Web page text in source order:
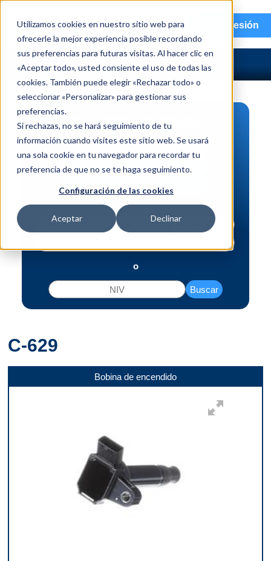
Utilizamos cookies en nuestro sitio web para
ofrecerle la mejor experiencia posible recordando
sus preferencias para futuras visitas. Al hacer clic en
«Aceptar todo», usted consiente el uso de todas las
cookies. También puede elegir «Rechazar todo» o
seleccionar «Personalizar» para gestionar sus
preferencias.
Si rechazas, no se hará seguimiento de tu
información cuando visites este sitio web. Se usará
una sola cookie en tu navegador para recordar tu
preferencia de que no se te haga seguimiento.
Configuración de las cookies
Aceptar Declinar
menu Iniciar sesión
BÚSQUEDA DE PIEZAS
Vehículo | NIV
Pieza | N.º de intercambio
o
Buscar
C-629
Bobina de encendido